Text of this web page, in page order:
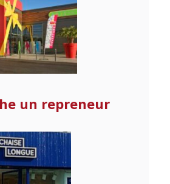
un repreneur